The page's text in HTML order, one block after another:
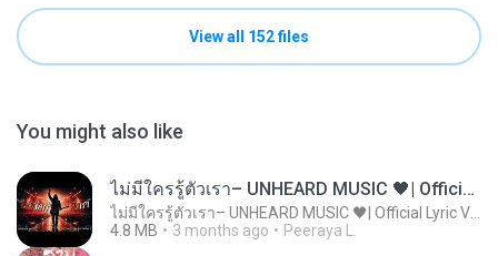
View all 152 files
You might also like
ไม่มีใครรู้ตัวเรา– UNHEARD MUSIC 🖤| Official Lyric Video | เพลงสู้ชีวิต
4.8 MB
3 months ago Peeraya L.